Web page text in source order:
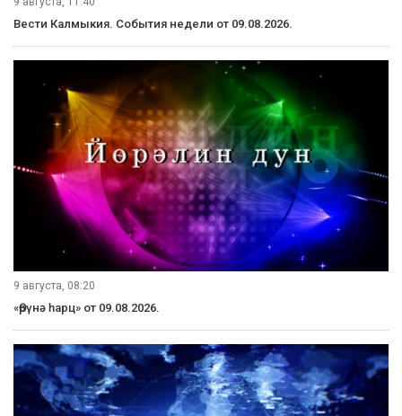
Вести Калмыкия. События недели от 09.08.2026.
9 августа, 08:20
«Өрүнә һарц» от 09.08.2026.